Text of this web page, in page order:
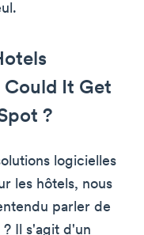
It Get
?
logicielles
les hôtels, nous
parler de
Il s'agit d'un